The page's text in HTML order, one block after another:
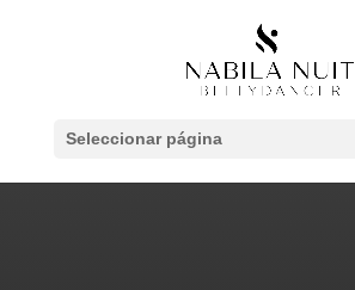
Seleccionar página